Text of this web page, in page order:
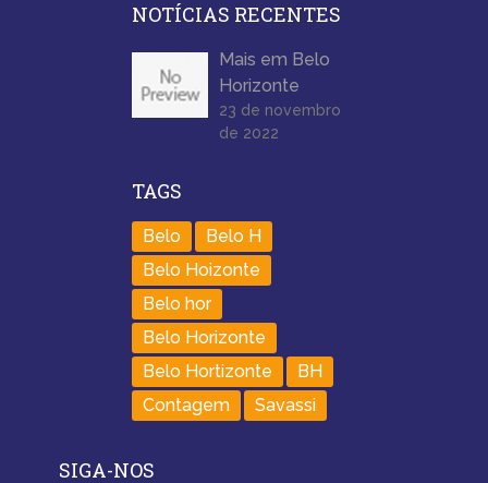
NOTÍCIAS RECENTES
Mais em Belo
Horizonte
23 de novembro
de 2022
TAGS
Belo
Belo H
Belo Hoizonte
Belo hor
Belo Horizonte
Belo Hortizonte
BH
Contagem
Savassi
SIGA-NOS